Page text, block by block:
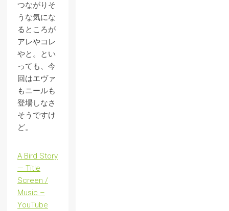
つながりそ
うな気にな
るところが
アレやコレ
やと。とい
っても、今
回はエヴァ
もニールも
登場しなさ
そうですけ
ど。
A Bird Story
— Title
Screen /
Music –
YouTube